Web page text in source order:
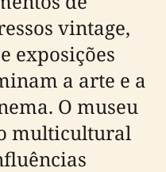
vintage,
exposições
a arte e a
O museu
multicultural